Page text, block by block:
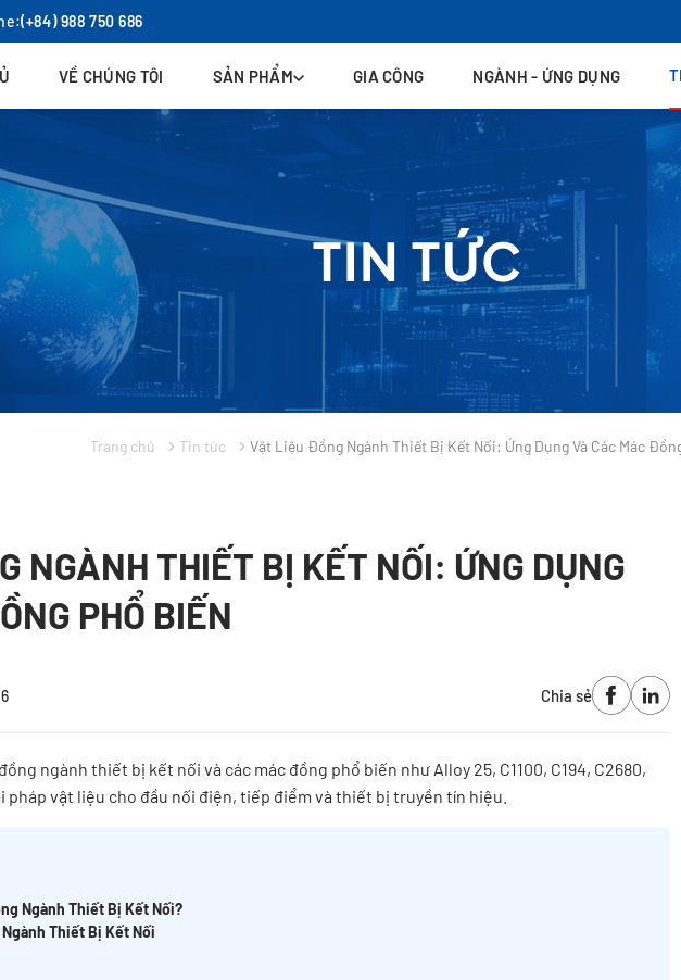
(+84) 988 750 686
VỀ CHÚNG TÔI SẢN PHẨM GIA CÔNG NGÀNH - ỨNG DỤNG
TIN TỨC
Trang chủ Tin tức Vật Liệu Đồng Ngành Thiết Bị Kết Nối: Ứng Dụng Và Các Mác
NGÀNH THIẾT BỊ KẾT NỐI: ỨNG DỤNG
PHỔ BIẾN
Chia sẻ
ngành thiết bị kết nối và các mác đồng phổ biến như Alloy 25, C1100, C194, C2680,
pháp vật liệu cho đầu nối điện, tiếp điểm và thiết bị truyền tín hiệu.
Ngành Thiết Bị Kết Nối?
Thiết Bị Kết Nối